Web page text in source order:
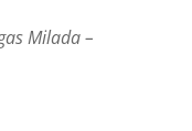
Milada –